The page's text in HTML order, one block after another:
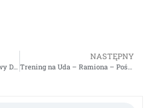
Cytrynowy NAPÓJ – 14 Dniowy DETOKS
NASTĘPNY
Trening na Uda – Ramiona – Pośladki – Mix Ćwiczeń – Video